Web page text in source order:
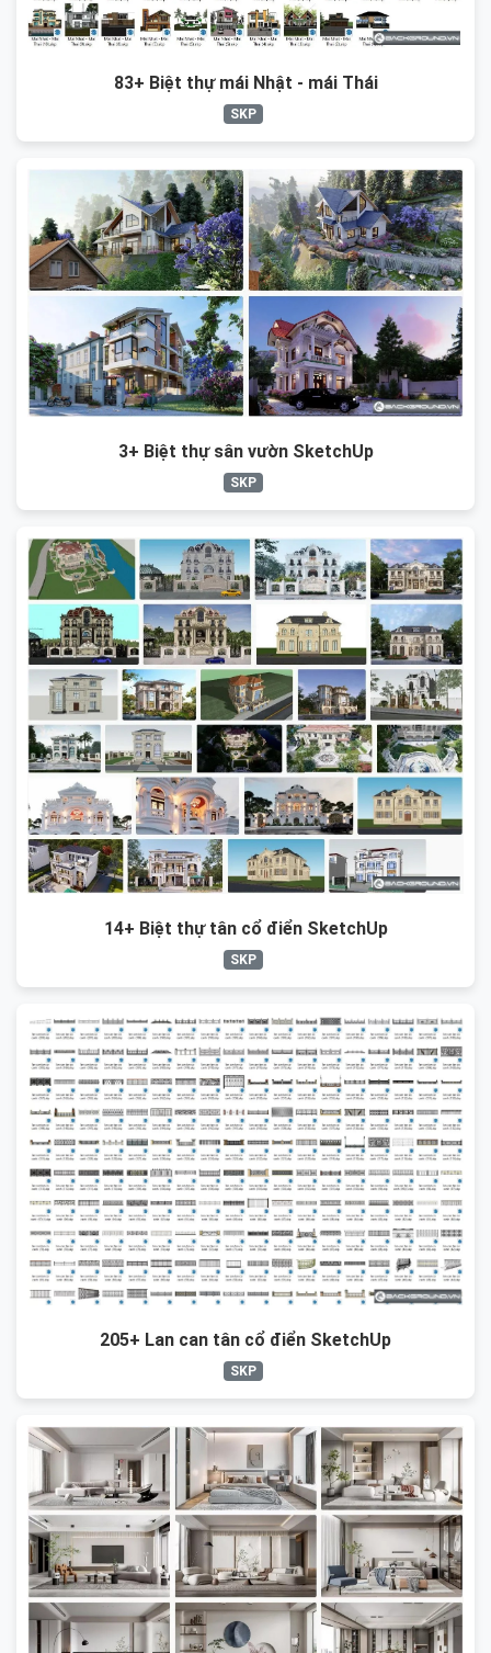
83+ Biệt thự mái Nhật - mái Thái
SKP
3+ Biệt thự sân vườn SketchUp
SKP
14+ Biệt thự tân cổ điển SketchUp
SKP
205+ Lan can tân cổ điển SketchUp
SKP